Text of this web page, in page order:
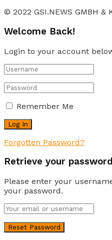
© 2022 GSI.NEWS GMBH &
Welcome Back!
Login to your account
Remember Me
Forgotten Password?
Retrieve your password
Please enter your
your password.